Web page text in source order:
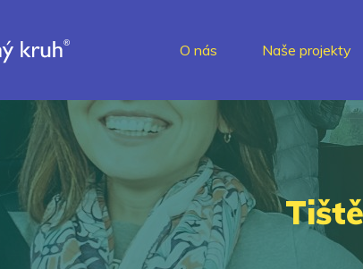
O nás Naše projekty